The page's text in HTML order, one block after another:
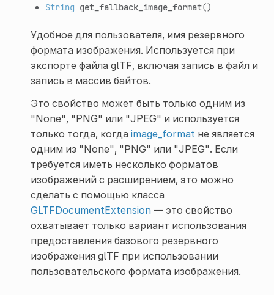
String get_fallback_image_format()
Удобное для пользователя, имя резервного
формата изображения. Используется при
экспорте файла glTF, включая запись в файл и
запись в массив байтов.
Это свойство может быть только одним из
"None", "PNG" или "JPEG" и используется
только тогда, когда image_format не является
одним из "None", "PNG" или "JPEG". Если
требуется иметь несколько форматов
изображений с расширением, это можно
сделать с помощью класса
GLTFDocumentExtension— это свойство
охватывает только вариант использования
предоставления базового резервного
изображения glTF при использовании
пользовательского формата изображения.